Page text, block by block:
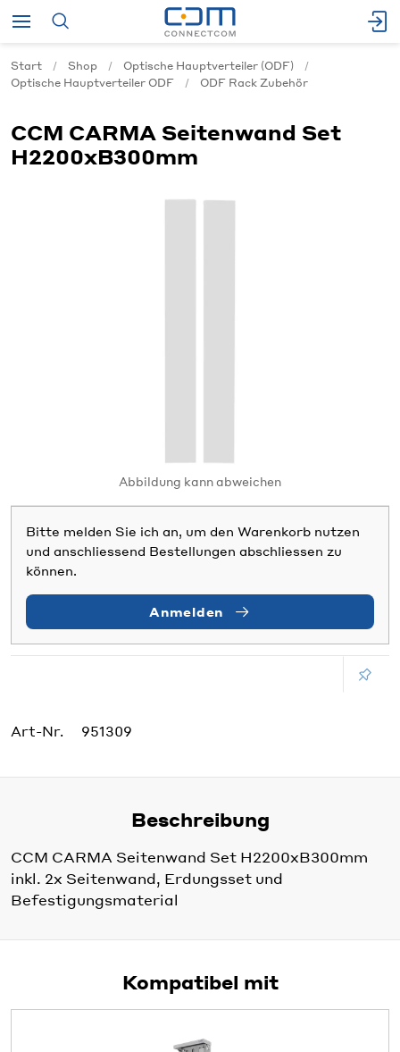
Start Shop
Optische Hauptverteiler (ODF)
Optische Hauptverteiler ODF
ODF Rack Zubehör
CCM CARMA Seitenwand Set
H2200xB300mm
Abbildung kann abweichen
Bitte melden Sie ich an, um den Warenkorb nutzen
und anschliessend Bestellungen abschliessen zu
können.
Anmelden
Art-Nr. 951309
Beschreibung
CCM CARMA Seitenwand Set H2200xB300mm
inkl. 2x Seitenwand, Erdungsset und
Befestigungsmaterial
Kompatibel mit